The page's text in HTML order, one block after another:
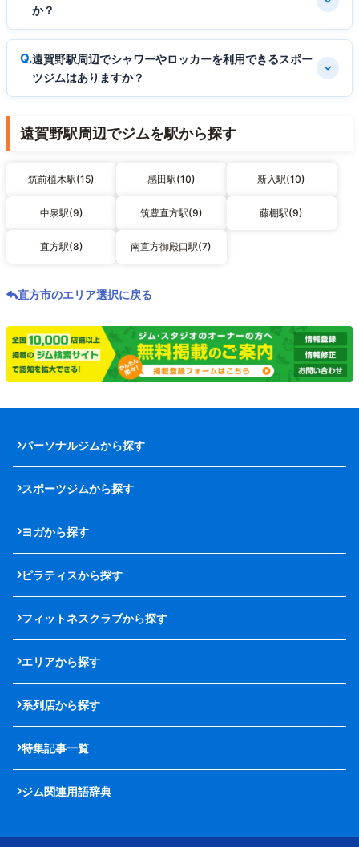
か？
遠賀野駅周辺でシャワーやロッカーを利用できるスポー
ツジムはありますか？
遠賀野駅周辺でジムを駅から探す
筑前植木駅(15) 感田駅(10) 新入駅(10)
中泉駅(9) 筑豊直方駅(9) 藤棚駅(9)
直方駅(8) 南直方御殿口駅(7)
直方市のエリア選択に戻る
パーソナルジムから探す
スポーツジムから探す
ヨガから探す
ピラティスから探す
フィットネスクラブから探す
エリアから探す
系列店から探す
特集記事一覧
ジム関連用語辞典